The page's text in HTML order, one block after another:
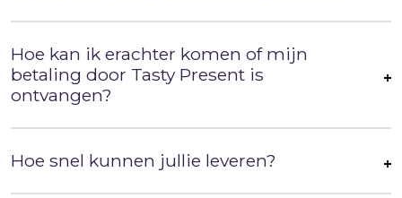
Hoe kan ik erachter komen of mijn
betaling door Tasty Present is
ontvangen?
Hoe snel kunnen jullie leveren?